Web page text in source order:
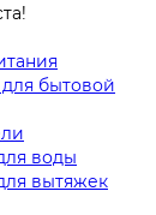
бытовой
воды
вытяжек